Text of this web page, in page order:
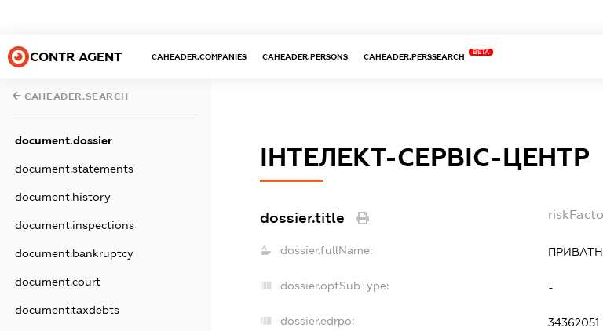
CONTR AGENT CAHEADER.COMPANIES CAHEADER.PERSONS CAHEADER.PERSSEARCH
BETA
CAHEADER.SEARCH
document.dossier
document.statements
document.history
document.inspections
document.bankruptcy
document.court
document.taxdebts
ІНТЕЛЕКТ-СЕРВІС-ЦЕНТР
dossier.title
dossier.fullName:
dossier.opfSubType: -
dossier.edrpo: 34362051